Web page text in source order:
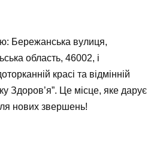
Бережанська вулиця,
область, 46002, і
красі та відмінній
Здоров’я”. Це місце, яке дарує
нових звершень!